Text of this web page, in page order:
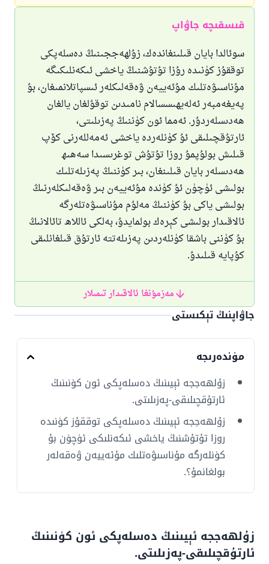
قىسقىچە جاۋاپ
سوئالدا بايان قىلىنغاندەك، زۇلھەججىنىڭ دەسلەپكى
توققۇز كۈنىدە رۇزا تۇتۇشنىڭ ياخشى ئىكەنلىكىگە
مۇناسىۋەتلىك مۇئەييەن ۋەقەلىكلەر ئىسپاتلانمىغان، بۇ
پەيغەمبەر ئەلەيھىسسالام نامىدىن توقۇلغان يالغان
ھەدىسلەردۇر. ئەمما ئون كۈننىڭ پەزىلىتى،
ئارتۇقچىلىقى ئۇ كۈنلەردە ياخشى ئەمەللەرنى كۆپ
قىلىش بولۇپمۇ روزا تۇتۇش توغرىسىدا سەھىھ
ھەدىسلەر بايان قىلىنغان، بىر كۈننىڭ پەزىلەتلىك
بولىشى ئۈچۈن ئۇ كۈندە مۇئەييەن بىر ۋەقەلىكلەرنىڭ
بولىشى ياكى بۇ كۈننىڭ مەلۇم مۇناسىۋەتلەرگە
ئالاقىدار بولىشى كېرەك بولمايدۇ، بەلكى ئاللاھ تائالانىڭ
بۇ كۈننى باشقا كۈنلەردىن پەزىلەتتە ئارتۇق قىلغانلىقى
كۇپايە قىلىدۇ.
مەزمۇنغا ئالاقىدار تىمىلار
جاۋاپنىڭ تېكىستى
مۈندەرىجە
زۇلھەججە ئېيىنىڭ دەسلەپكى ئون كۈنىنىڭ
ئارتۇقچىلىقى-پەزىلىتى.
زۇلھەججە ئېيىنىڭ دەسلەپكى توققۇز كۈنىدە
روزا تۇتۇشنىڭ ياخشى ئىكەنلىكى ئۈچۈن بۇ
كۈنلەرگە مۇناسىۋەتلىك مۇئەييەن ۋەقەلەر
بولغانمۇ؟.
زۇلھەججە ئېيىنىڭ دەسلەپكى ئون كۈنىنىڭ
ئارتۇقچىلىقى-پەزىلىتى.